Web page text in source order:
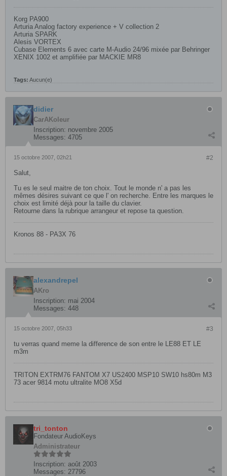
Korg PA900
Arturia Analog factory experience + V collection 2
Arturia SPARK
Alesis VORTEX
Cubase Elements 6 avec carte M-Audio 24/96 mixée par Behringer
XENIX 1002 et amplifiée par MACKIE MR8
Tags: Aucun(e)
didier
CarAKoleur
Inscription: novembre 2005
Messages: 4705
#2
15 octobre 2007, 02h21
Salut,
Tu es le seul maitre de ton choix. Tout le monde n' a pas les
mêmes désires suivant ce que l' on recherche. Entre les marques le
choix est limité déjà pour la taille du clavier.
Retourne dans la rubrique arrangeur et repose ta question.
Kronos 88 - PA3X 76
alexandrepel
AKro
Inscription: mai 2004
Messages: 448
#3
15 octobre 2007, 05h33
tu verras quand meme la difference de son entre le LE88 ET LE
m3m
TRITON EXTRM76 FANTOM X7 US2400 MSP10 SW10 hs80m M3
73 acer 9814 motu ultralite MO8 X5d
tri_tonton
Fondateur AudioKeys
Administrateur
Inscription: août 2003
Messages: 27796